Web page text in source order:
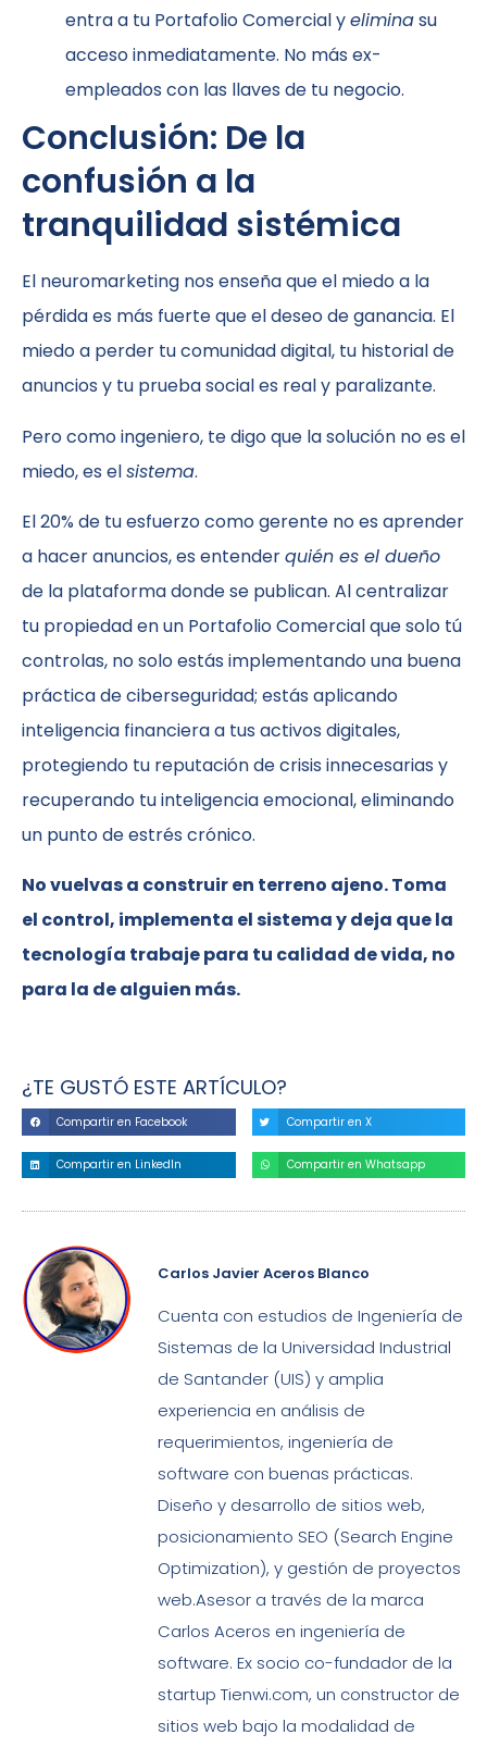
entra a tu Portafolio Comercial yeliminasu
acceso inmediatamente. No más ex-
empleados con las llaves de tu negocio.
Conclusión: De la
confusión a la
tranquilidad sistémica
El neuromarketing nos enseña que el miedo a la
pérdida es más fuerte que el deseo de ganancia. El
miedo a perder tu comunidad digital, tu historial de
anuncios y tu prueba social es real y paralizante.
Pero como ingeniero, te digo que la solución no es el
miedo, es elsistema.
El 20% de tu esfuerzo como gerente no es aprender
a hacer anuncios, es entenderquién es el dueño
de la plataforma donde se publican. Al centralizar
tu propiedad en un Portafolio Comercial que solo tú
controlas, no solo estás implementando una buena
práctica de ciberseguridad; estás aplicando
inteligencia financiera a tus activos digitales,
protegiendo tu reputación de crisis innecesarias y
recuperando tu inteligencia emocional, eliminando
un punto de estrés crónico.
No vuelvas a construir en terreno ajeno. Toma
el control, implementa el sistema y deja que la
tecnología trabaje para tu calidad de vida, no
para la de alguien más.
¿TE GUSTÓ ESTE ARTÍCULO?
Compartir en Facebook Compartir en X
Compartir en LinkedIn Compartir en Whatsapp
Carlos Javier Aceros Blanco
Cuenta con estudios de Ingeniería de
Sistemas de la Universidad Industrial
de Santander (UIS) y amplia
experiencia en análisis de
requerimientos, ingeniería de
software con buenas prácticas.
Diseño y desarrollo de sitios web,
posicionamiento SEO (Search Engine
Optimization), y gestión de proyectos
web.Asesor a través de la marca
Carlos Aceros en ingeniería de
software. Ex socio co-fundador de la
startup Tienwi.com, un constructor de
sitios web bajo la modalidad de